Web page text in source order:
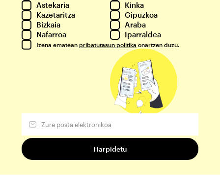
Astekaria
Kinka
Kazetaritza
Gipuzkoa
Bizkaia
Araba
Nafarroa
Iparraldea
Izena ematean pribatutasun politika onartzen duzu.